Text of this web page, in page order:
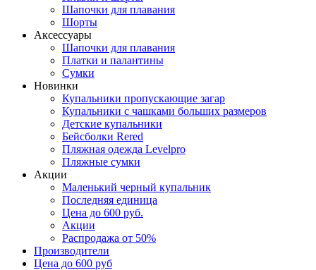
Шапочки для плавания
Шорты
Аксессуары
Шапочки для плавания
Платки и палантины
Сумки
Новинки
Купальники пропускающие загар
Купальники с чашками больших размеров
Детские купальники
Бейсболки Rered
Пляжная одежда Levelpro
Пляжные сумки
Акции
Маленький черный купальник
Последняя единица
Цена до 600 руб.
Акции
Распродажа от 50%
Производители
Цена до 600 руб